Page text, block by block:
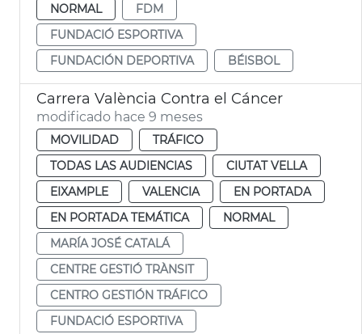
NORMAL
FDM
FUNDACIÓ ESPORTIVA
FUNDACIÓN DEPORTIVA
BÉISBOL
Carrera València Contra el Cáncer
modificado hace 9 meses
MOVILIDAD
TRÁFICO
TODAS LAS AUDIENCIAS
CIUTAT VELLA
EIXAMPLE
VALENCIA
EN PORTADA
EN PORTADA TEMÁTICA
NORMAL
MARÍA JOSÉ CATALÁ
CENTRE GESTIÓ TRÀNSIT
CENTRO GESTIÓN TRÁFICO
FUNDACIÓ ESPORTIVA